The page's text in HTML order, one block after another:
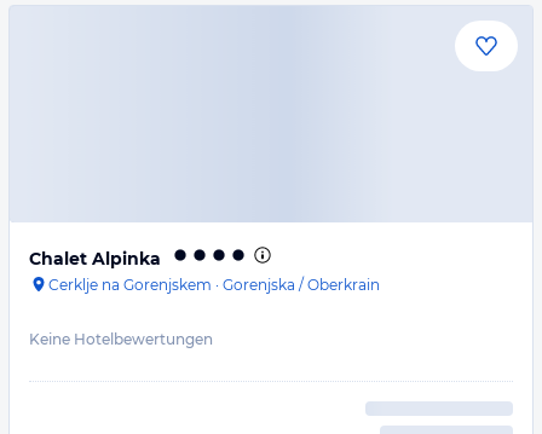
Chalet Alpinka
Cerklje na Gorenjskem · Gorenjska / Oberkrain
Keine Hotelbewertungen